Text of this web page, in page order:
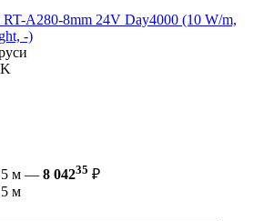
RT-A280-8mm 24V Day4000 (10 W/m,
-)
5 м — 8 04235 ₽
м